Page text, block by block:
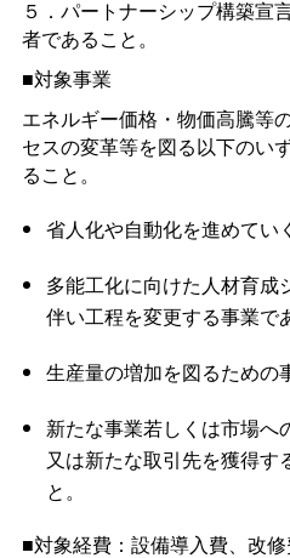
５．パートナーシップ構築宣
者であること。
■対象事業
エネルギー価格・物価高騰等
セスの変革等を図る以下のい
ること。
省人化や自動化を進めてい
多能工化に向けた人材育成
伴い工程を変更する事業で
生産量の増加を図るための
新たな事業若しくは市場へ
又は新たな取引先を獲得す
と。
■対象経費：設備導入費、改